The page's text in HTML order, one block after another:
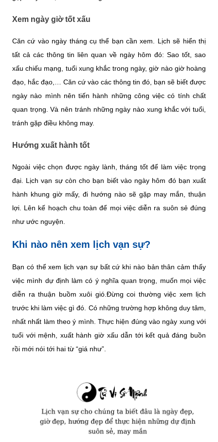
Xem ngày giờ tốt xấu
Căn cứ vào ngày tháng cụ thể bạn cần xem. Lịch sẽ hiển thị
tất cả các thông tin liên quan về ngày hôm đó: Sao tốt, sao
xấu chiếu mạng, tuổi xung khắc trong ngày, giờ nào giờ hoàng
đạo, hắc đạo,… Căn cứ vào các thông tin đó, bạn sẽ biết được
ngày nào mình nên tiến hành những công việc có tính chất
quan trọng. Và nên tránh những ngày nào xung khắc với tuổi,
tránh gặp điều không may.
Hướng xuất hành tốt
Ngoài việc chọn được ngày lành, tháng tốt để làm việc trọng
đại. Lịch vạn sự còn cho bạn biết vào ngày hôm đó bạn xuất
hành khung giờ mấy, đi hướng nào sẽ gặp may mắn, thuận
lợi. Lên kế hoạch chu toàn để mọi việc diễn ra suôn sẻ đúng
như ước nguyện.
Khi nào nên xem lịch vạn sự?
Bạn có thể xem lịch vạn sự bất cứ khi nào bản thân cảm thấy
việc mình dự định làm có ý nghĩa quan trọng, muốn mọi việc
diễn ra thuận buồm xuôi gió.Đừng coi thường việc xem lịch
trước khi làm việc gì đó. Có những trường hợp không duy tâm,
nhất nhất làm theo ý mình. Thực hiện đúng vào ngày xung với
tuổi với mệnh, xuất hành giờ xấu dẫn tới kết quả đáng buồn
rồi mới nói tới hai từ “giá như”.